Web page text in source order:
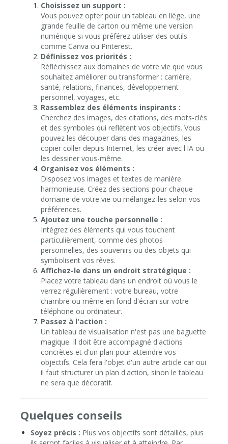
Choisissez un support :
Vous pouvez opter pour un tableau en liège, une
grande feuille de carton ou même une version
numérique si vous préférez utiliser des outils
comme Canva ou Pinterest.
Définissez vos priorités :
Réfléchissez aux domaines de votre vie que vous
souhaitez améliorer ou transformer : carrière,
santé, relations, finances, développement
personnel, voyages, etc.
Rassemblez des éléments inspirants :
Cherchez des images, des citations, des mots-clés
et des symboles qui reflètent vos objectifs. Vous
pouvez les découper dans des magazines, les
copier coller depuis Internet, les créer avec l'IA ou
les dessiner vous-même.
Organisez vos éléments :
Disposez vos images et textes de manière
harmonieuse. Créez des sections pour chaque
domaine de votre vie ou mélangez-les selon vos
préférences.
Ajoutez une touche personnelle :
Intégrez des éléments qui vous touchent
particulièrement, comme des photos
personnelles, des souvenirs ou des objets qui
symbolisent vos rêves.
Affichez-le dans un endroit stratégique :
Placez votre tableau dans un endroit où vous le
verrez régulièrement : votre bureau, votre
chambre ou même en fond d'écran sur votre
téléphone ou ordinateur.
Passez à l'action :
Un tableau de visualisation n'est pas une baguette
magique. Il doit être accompagné d'actions
concrètes et d'un plan pour atteindre vos
objectifs. Cela fera l'objet d'un autre article car oui
il faut structurer un plan d'action, sinon le tableau
ne sera que décoratif.
Quelques conseils
Soyez précis : Plus vos objectifs sont détaillés, plus